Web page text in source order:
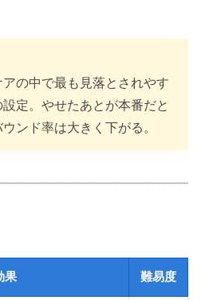
の中で最も見落とされやす
定。やせたあとが本番だと
ンド率は大きく下がる。
果 難易度